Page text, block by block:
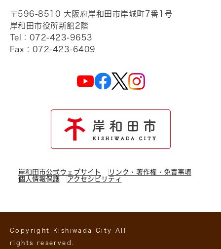
〒596-8510 大阪府岸和田市岸城町7番1号
岸和田市役所新館2階
Tel：072-423-9653
Fax：072-423-6409
岸和田市公式ウェブサイト
リンク・著作権・免責事項
個人情報保護
アクセシビリティ
Copyright Kishiwada City All
rights reserved.